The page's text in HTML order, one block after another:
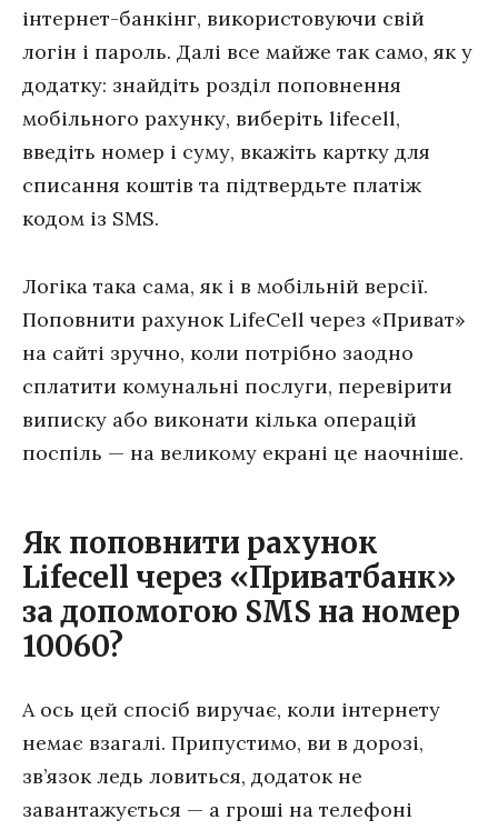
інтернет-банкінг, використовуючи свій
логін і пароль. Далі все майже так само, як у
додатку: знайдіть розділ поповнення
мобільного рахунку, виберіть lifecell,
введіть номер і суму, вкажіть картку для
списання коштів та підтвердьте платіж
кодом із SMS.
Логіка така сама, як і в мобільній версії.
Поповнити рахунок LifeCell через «Приват»
на сайті зручно, коли потрібно заодно
сплатити комунальні послуги, перевірити
виписку або виконати кілька операцій
поспіль — на великому екрані це наочніше.
Як поповнити рахунок
Lifecell через «Приватбанк»
за допомогою SMS на номер
10060?
А ось цей спосіб виручає, коли інтернету
немає взагалі. Припустимо, ви в дорозі,
зв’язок ледь ловиться, додаток не
завантажується — а гроші на телефоні